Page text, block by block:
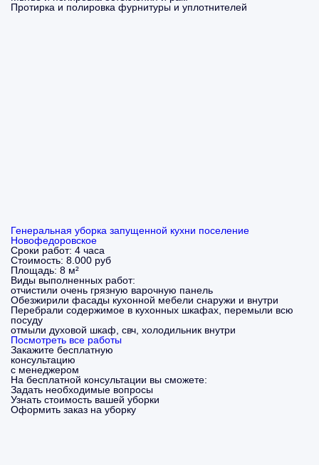
Протирка и полировка фурнитуры и уплотнителей
Генеральная уборка запущенной кухни поселение
Новофедоровское
Сроки работ: 4 часа
Стоимость: 8.000 руб
Площадь: 8 м²
Виды выполненных работ:
отчистили очень грязную варочную панель
Обезжирили фасады кухонной мебели снаружи и внутри
Перебрали содержимое в кухонных шкафах, перемыли всю
посуду
отмыли духовой шкаф, свч, холодильник внутри
Посмотреть все работы
Закажите бесплатную
консультацию
с менеджером
На бесплатной консультации вы сможете:
Задать необходимые вопросы
Узнать стоимость вашей уборки
Оформить заказ на уборку